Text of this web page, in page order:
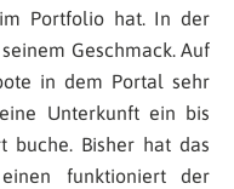
Portfolio hat. In der
Geschmack. Auf
in dem Portal sehr
Unterkunft ein bis
buche. Bisher hat das
funktioniert der